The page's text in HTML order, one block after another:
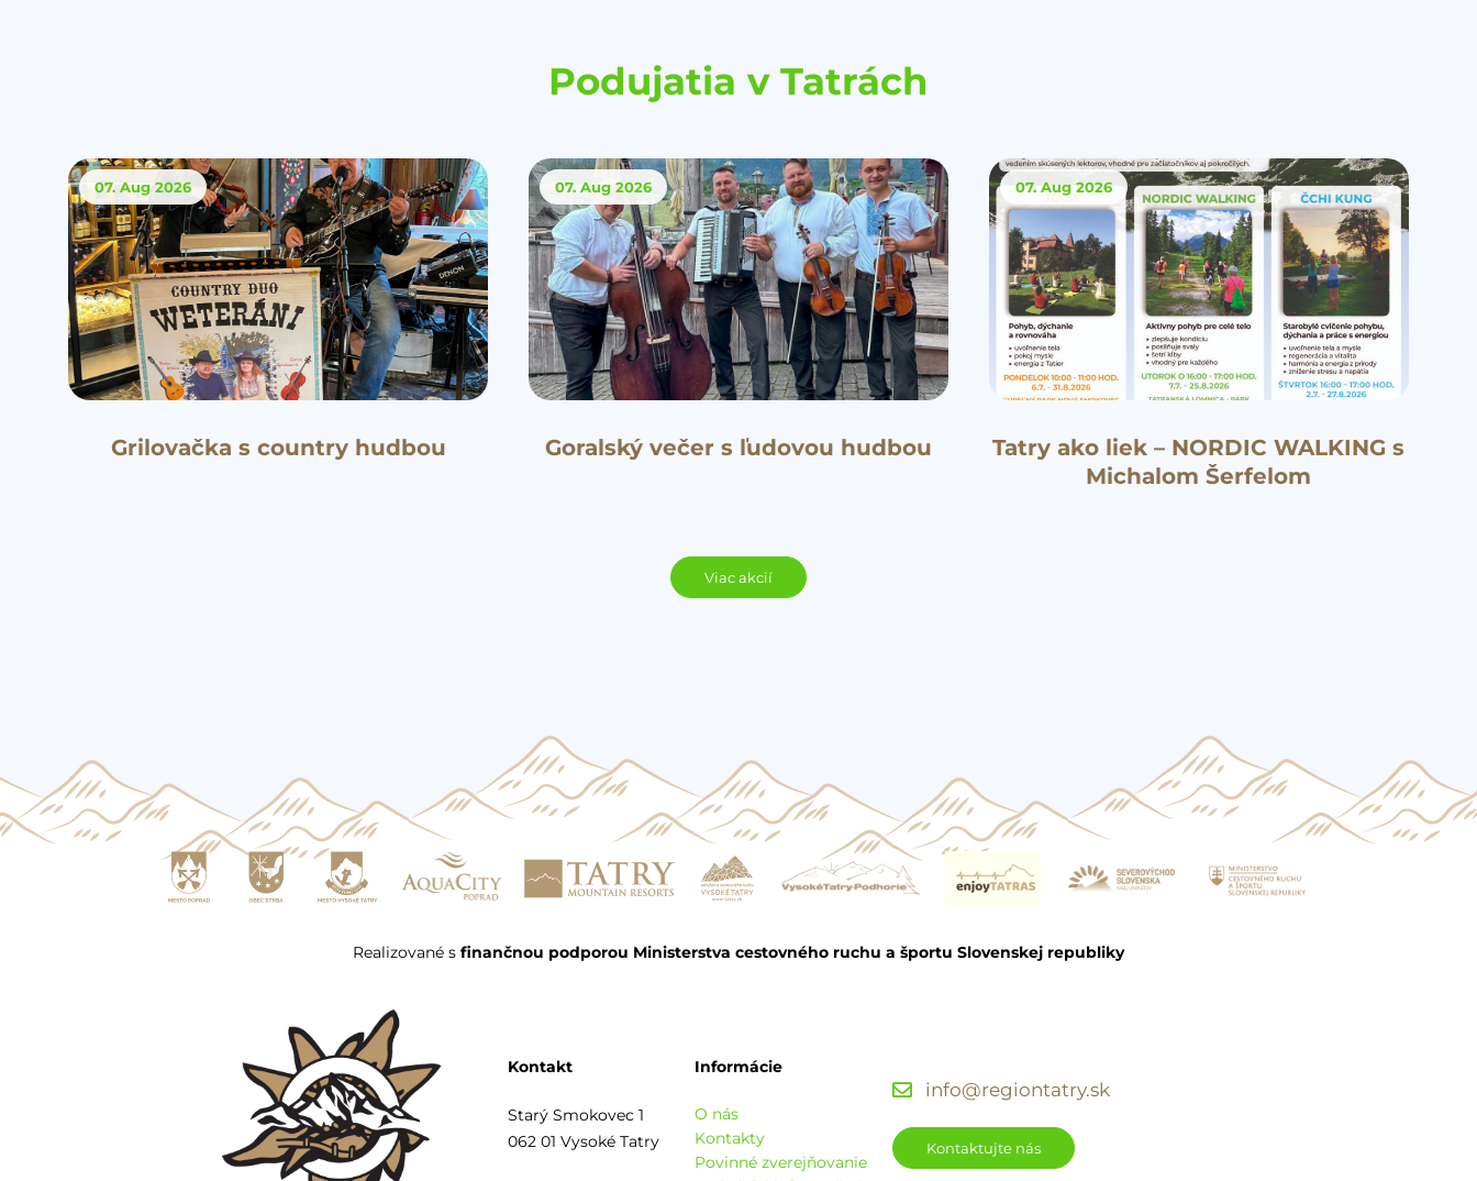
Podujatia v Tatrách
07. Aug 2026
Grilovačka s country hudbou
07. Aug2026
Goralský večer s ľudovou hudbou
07. Aug2026
Tatry ako liek – NORDIC WALKING s
Michalom Šerfelom
Viac akcií
Realizované s finančnou podporou Ministerstva cestovného ruchu a športu Slovenskej republiky
Kontakt
Starý Smokovec 1
062 01 Vysoké Tatry
Informácie
O nás
Kontakty
Povinné zverejňovanie
info@regiontatry.sk
Kontaktujte nás